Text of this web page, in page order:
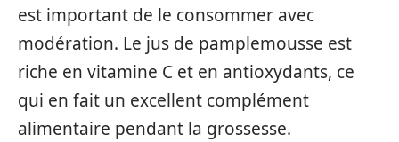
est important de le consommer avec
modération. Le jus de pamplemousse est
riche en vitamine C et en antioxydants, ce
qui en fait un excellent complément
alimentaire pendant la grossesse.